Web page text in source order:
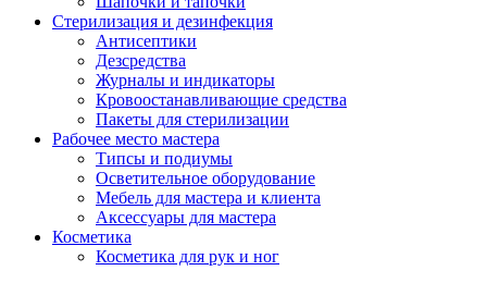
Стерилизация и дезинфекция
Антисептики
Дезсредства
Журналы и индикаторы
Кровоостанавливающие средства
Пакеты для стерилизации
Рабочее место мастера
Типсы и подиумы
Осветительное оборудование
Мебель для мастера и клиента
Аксессуары для мастера
Косметика
Косметика для рук и ног